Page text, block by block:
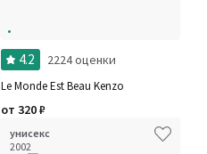
4.2 2224 оценки
Le Monde Est Beau Kenzo
от 320₽
унисекс
2002